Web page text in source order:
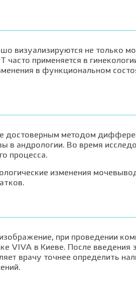
визуализируются не только
применяется в
в функциональном
достоверным методом
в андрологии. Во время
процесса.
изменения
при проведении
VIVA в Киеве. После введения
врачу точнее определить